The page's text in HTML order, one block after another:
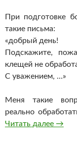
При подготовке
такие письма:
«добрый день!
Подскажите,
клещей не
С уважением, …»
Меня такие
реально
Читать далее →